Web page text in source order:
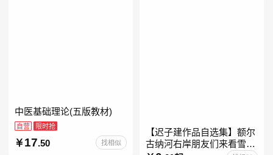
中医基础理论(五版教材)
自营 限时抢
17.50 找相似
【迟子建作品自选集】额尔
古纳河右岸朋友们来看雪吧